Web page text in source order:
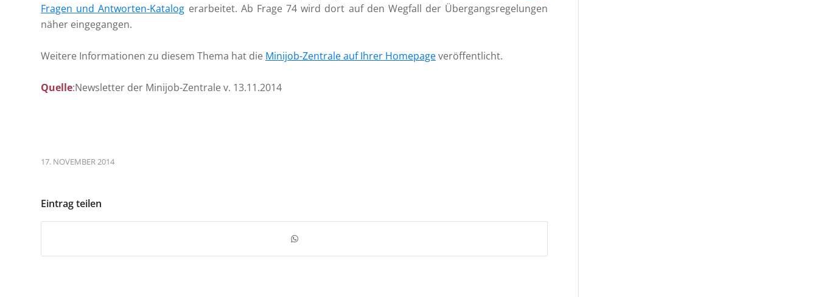
Fragen und Antworten-Katalog erarbeitet. Ab Frage 74 wird dort auf den Wegfall der Übergangsregelungen
näher eingegangen.
Weitere Informationen zu diesem Thema hat die Minijob-Zentrale auf Ihrer Homepageveröffentlicht.
Quelle:Newsletter der Minijob-Zentrale v. 13.11.2014
17. NOVEMBER 2014
Eintrag teilen